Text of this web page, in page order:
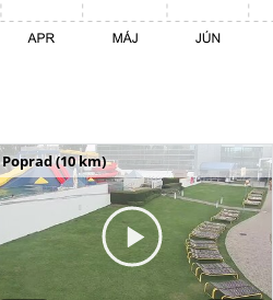
Poprad (10 km)